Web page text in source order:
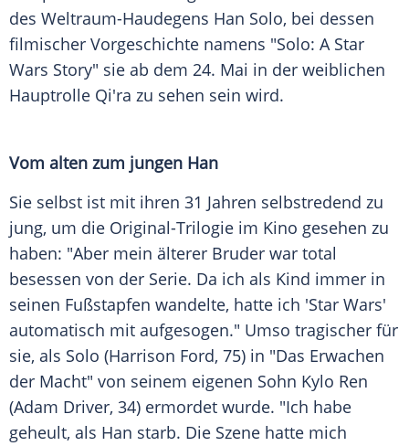
des Weltraum-Haudegens Han Solo, bei dessen
filmischer Vorgeschichte namens "Solo: A Star
Wars Story" sie ab dem 24. Mai in der weiblichen
Hauptrolle Qi'ra zu sehen sein wird.
Vom alten zum jungen Han
Sie selbst ist mit ihren 31 Jahren selbstredend zu
jung, um die Original-Trilogie im Kino gesehen zu
haben: "Aber mein älterer Bruder war total
besessen von der Serie. Da ich als Kind immer in
seinen Fußstapfen wandelte, hatte ich 'Star Wars'
automatisch mit aufgesogen." Umso tragischer für
sie, als Solo (Harrison Ford, 75) in "Das Erwachen
der Macht" von seinem eigenen Sohn Kylo Ren
(Adam Driver, 34) ermordet wurde. "Ich habe
geheult, als Han starb. Die Szene hatte mich